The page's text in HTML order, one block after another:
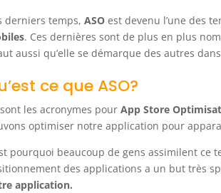
derniers temps,ASO est devenu l’une des
. Ces dernières sont de plus en plus
aussi qu’elle se démarque des autres
ce que ASO?
sont les acronymes pourApp Store
optimiser notre application pour
pourquoi beaucoup de gens assimilent
des applications a un but très
application.